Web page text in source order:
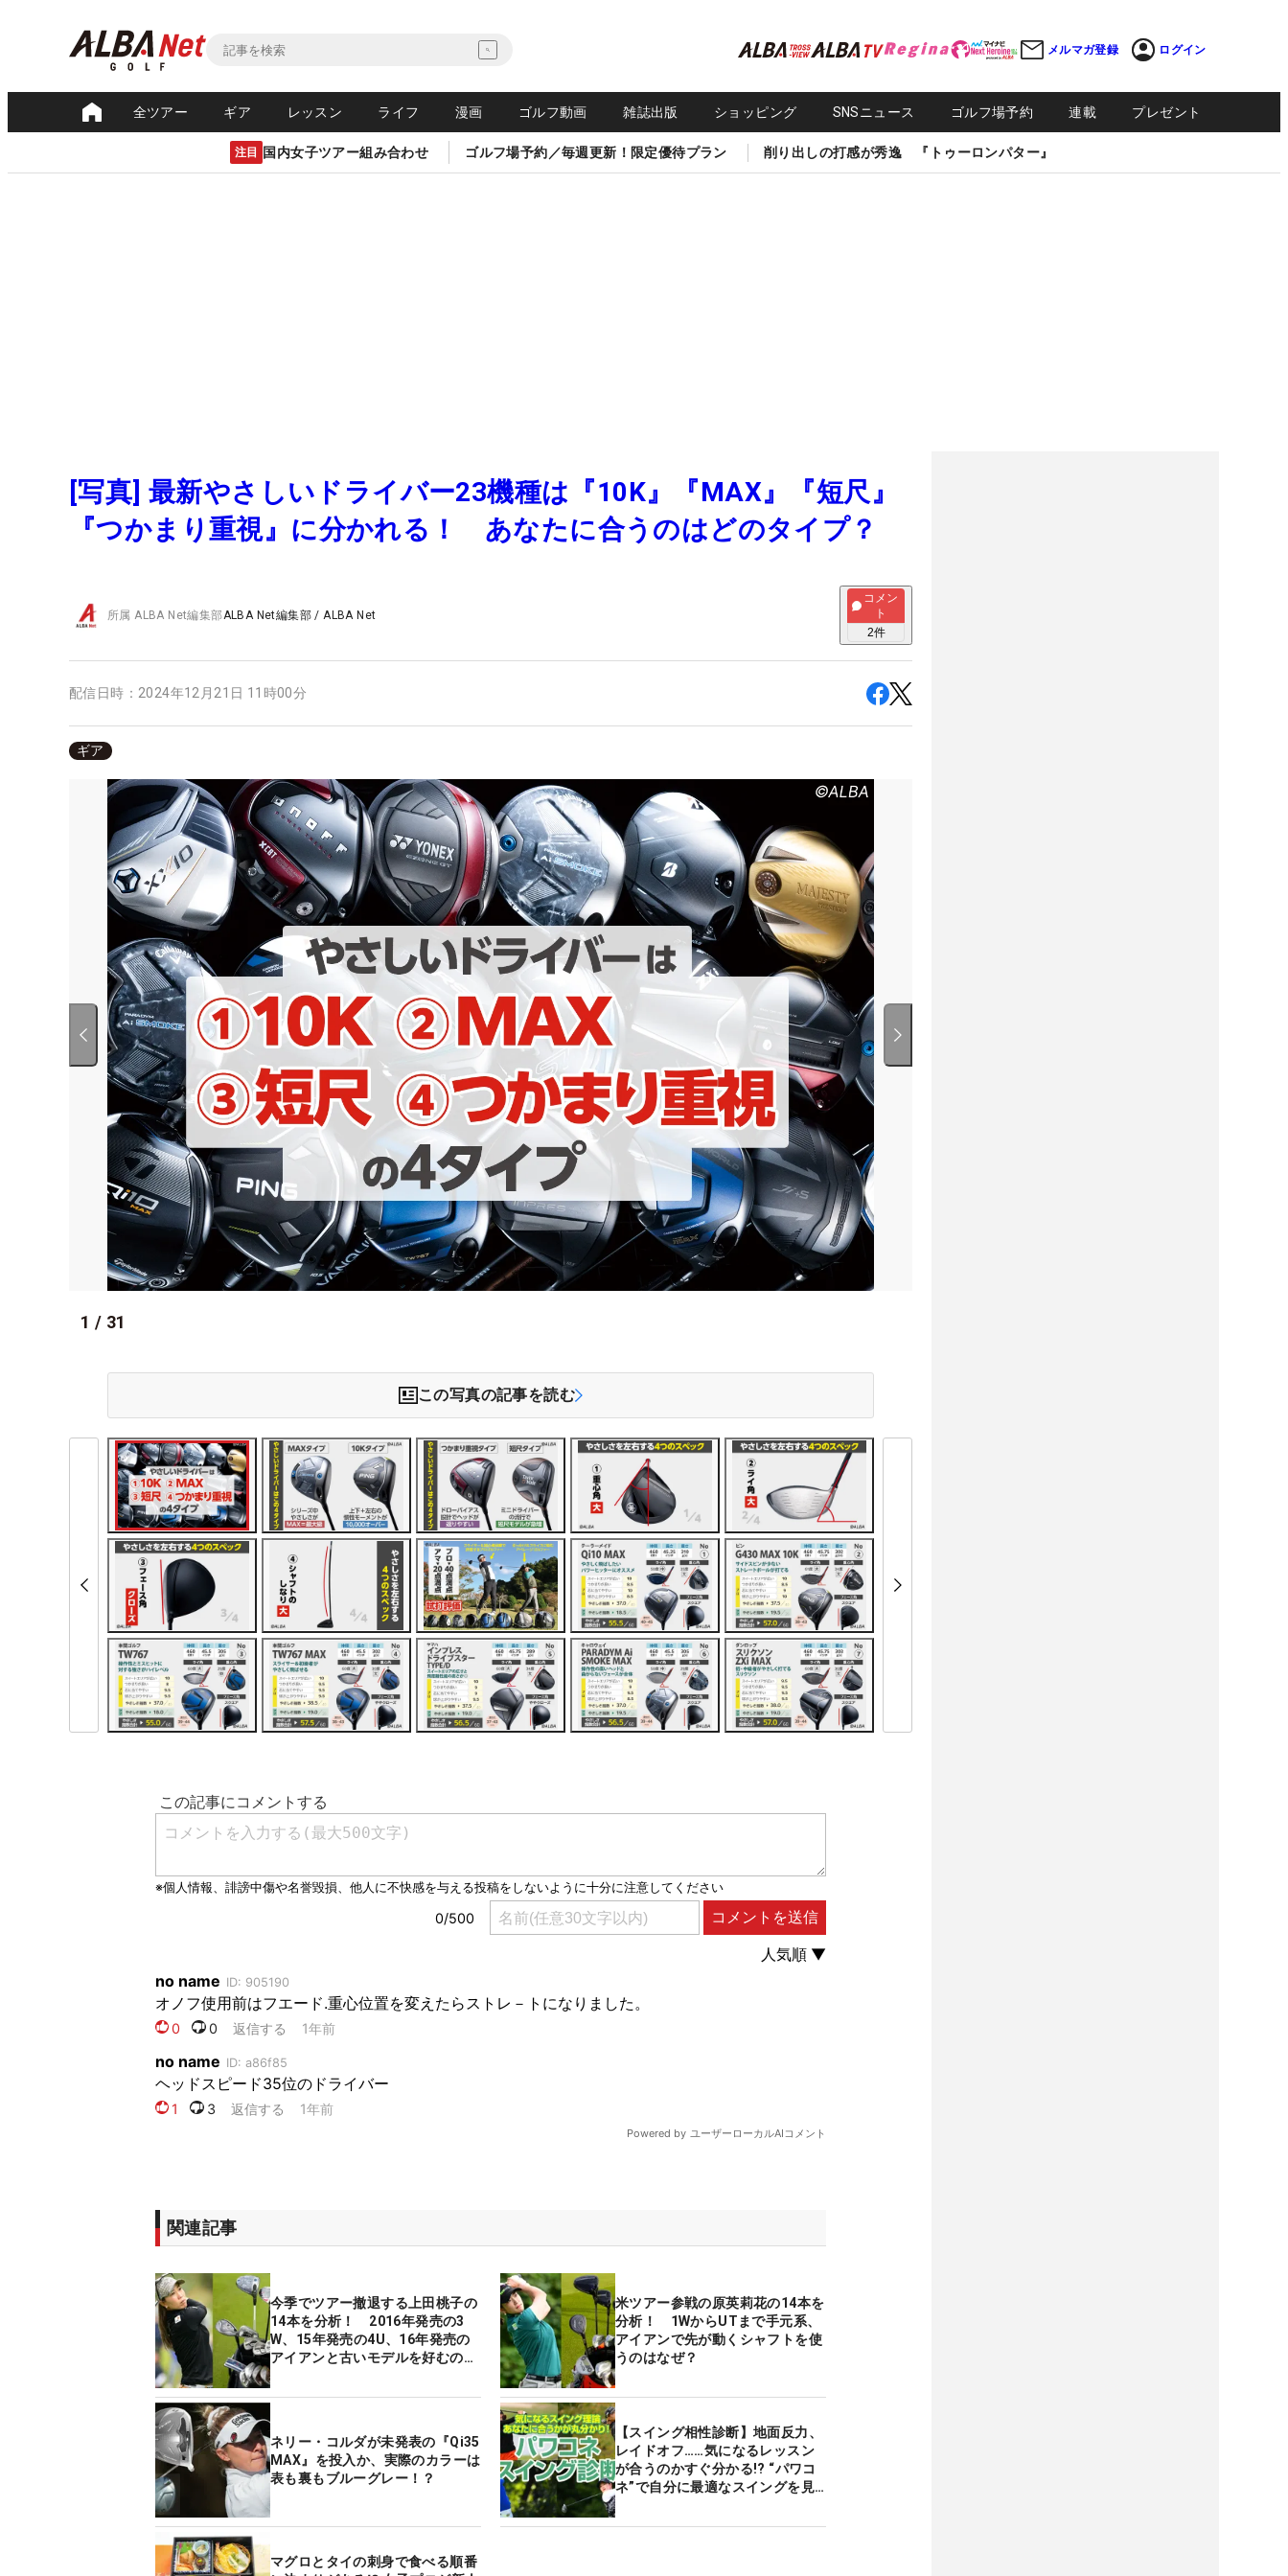
メルマガ登録 ログイン
全ツアー ギア レッスン ライフ 漫画 ゴルフ動画 雑誌出版 ショッピング SNSニュース ゴルフ場予約 連載 プレゼント
注目 国内女子ツアー組み合わせ ゴルフ場予約／毎週更新！限定優待プラン 削り出しの打感が秀逸 『トゥーロンパター』
[写真] 最新やさしいドライバー23機種は『10K』『MAX』『短尺』
『つかまり重視』に分かれる！ あなたに合うのはどのタイプ？
所属ALBA Net編集部ALBA Net編集部 /ALBA Net
コメン
ト
2件
配信日時： 2024年12月21日 11時00分
ギア
1 / 31
この写真の記事を読む
関連記事
今季でツアー撤退する上田桃子の
14本を分析！ 2016年発売の3
W、15年発売の4U、16年発売の
アイアンと古いモデルを好むのは
米ツアー参戦の原英莉花の14本を
分析！ 1WからUTまで手元系、
アイアンで先が動くシャフトを使
うのはなぜ？
ネリー・コルダが未発表の『Qi35
MAX』を投入か、実際のカラーは
表も裏もブルーグレー！？
【スイング相性診断】地面反力、
レイドオフ……気になるレッスン
が合うのかすぐ分かる!? “パワコ
ネ”で自分に最適なスイングを見
マグロとタイの刺身で食べる順番